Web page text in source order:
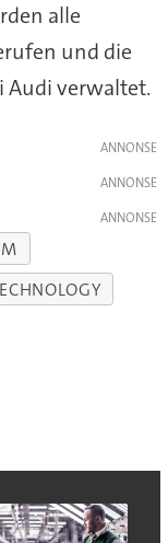
alle
und die
Audi verwaltet.